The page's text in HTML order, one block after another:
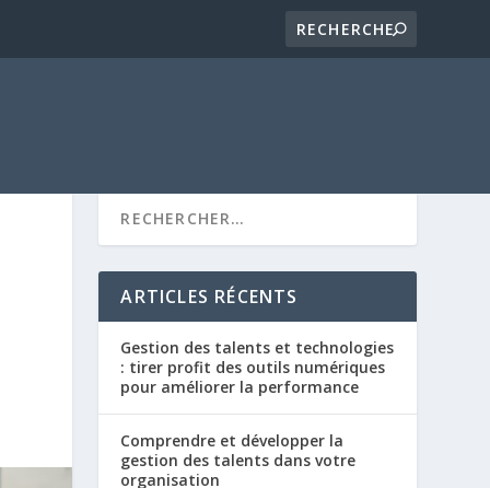
ARTICLES RÉCENTS
Gestion des talents et technologies
: tirer profit des outils numériques
pour améliorer la performance
Comprendre et développer la
gestion des talents dans votre
organisation